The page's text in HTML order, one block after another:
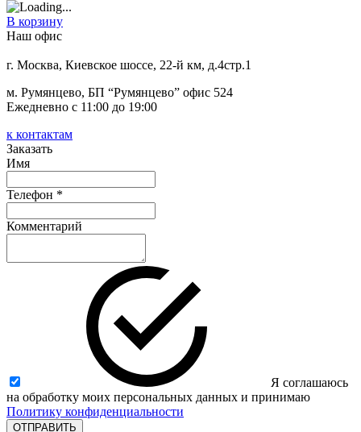
В корзину
Наш офис
г. Москва, Киевское шоссе, 22-й км, д.4стр.1
м. Румянцево, БП “Румянцево” офис 524
Ежедневно с 11:00 до 19:00
к контактам
Заказать
Имя
Телефон *
Комментарий
Я соглашаюсь
на обработку моих персональных данных и принимаю
Политику конфиденциальности
ОТПРАВИТЬ